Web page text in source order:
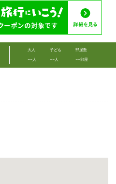
大人
--人
子ども
--人
部屋数
--部屋